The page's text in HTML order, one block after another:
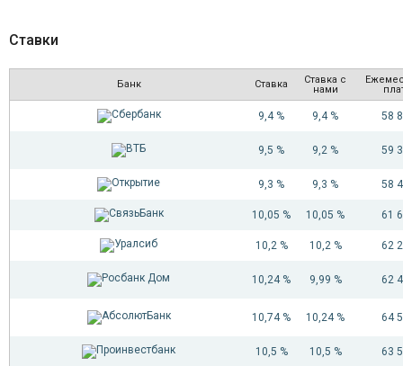
Ставки
Банк Ставка
Ставка с
нами
9,4 % 9,4 % 58
9,5 % 9,2 % 59
9,3 % 9,3 % 58
10,05 % 10,05 % 61
10,2 % 10,2 % 62
10,24 % 9,99 % 62
10,74 % 10,24 % 64
10,5 % 10,5 % 63